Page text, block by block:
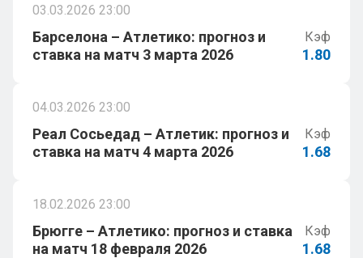
03.03.2026 23:00
Барселона – Атлетико: прогноз и
ставка на матч 3 марта 2026
Кэф
1.80
04.03.2026 23:00
Реал Сосьедад – Атлетик: прогноз и
ставка на матч 4 марта 2026
Кэф
1.68
18.02.2026 23:00
Брюгге – Атлетико: прогноз и ставка
на матч 18 февраля 2026
Кэф
1.68